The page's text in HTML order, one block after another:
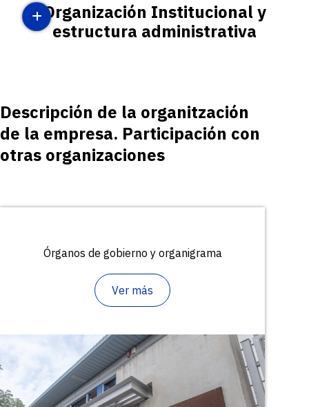
Organización Institucional y
estructura administrativa
Descripción de la organitzación
de la empresa. Participación con
otras organizaciones
Órganos de gobierno y organigrama
Ver más